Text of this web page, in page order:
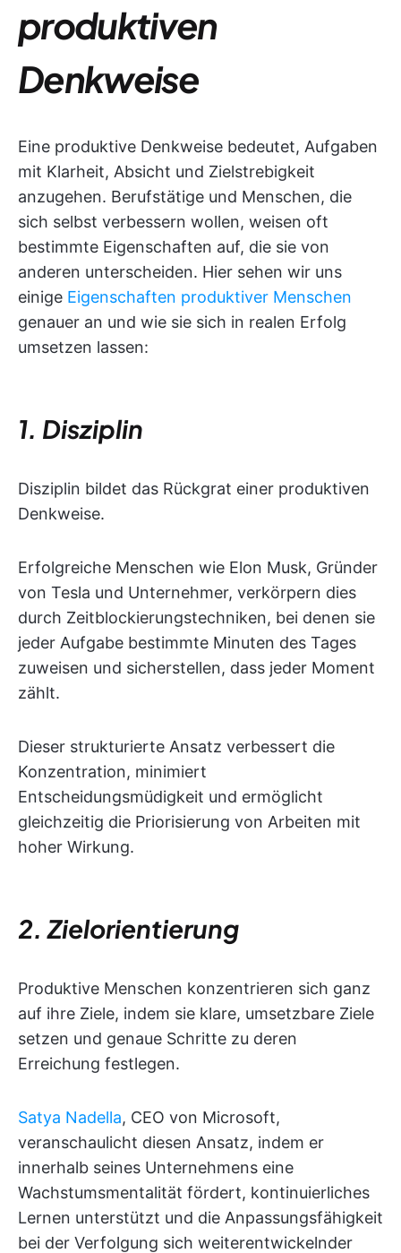
produktiven
Denkweise
Eine produktive Denkweise bedeutet, Aufgaben
mit Klarheit, Absicht und Zielstrebigkeit
anzugehen. Berufstätige und Menschen, die
sich selbst verbessern wollen, weisen oft
bestimmte Eigenschaften auf, die sie von
anderen unterscheiden. Hier sehen wir uns
einige Eigenschaften produktiver Menschen
genauer an und wie sie sich in realen Erfolg
umsetzen lassen:
1. Disziplin
Disziplin bildet das Rückgrat einer produktiven
Denkweise.
Erfolgreiche Menschen wie Elon Musk, Gründer
von Tesla und Unternehmer, verkörpern dies
durch Zeitblockierungstechniken, bei denen sie
jeder Aufgabe bestimmte Minuten des Tages
zuweisen und sicherstellen, dass jeder Moment
zählt.
Dieser strukturierte Ansatz verbessert die
Konzentration, minimiert
Entscheidungsmüdigkeit und ermöglicht
gleichzeitig die Priorisierung von Arbeiten mit
hoher Wirkung.
2. Zielorientierung
Produktive Menschen konzentrieren sich ganz
auf ihre Ziele, indem sie klare, umsetzbare Ziele
setzen und genaue Schritte zu deren
Erreichung festlegen.
Satya Nadella, CEO von Microsoft,
veranschaulicht diesen Ansatz, indem er
innerhalb seines Unternehmens eine
Wachstumsmentalität fördert, kontinuierliches
Lernen unterstützt und die Anpassungsfähigkeit
bei der Verfolgung sich weiterentwickelnder